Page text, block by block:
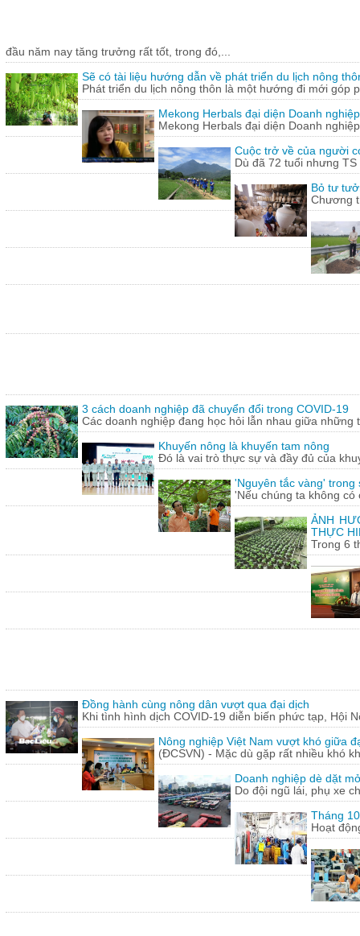
đầu năm nay tăng trưởng rất tốt, trong đó,...
Sẽ có tài liệu hướng dẫn về phát triển du lịch nông
Phát triển du lịch nông thôn là một hướng đi mới góp
Mekong Herbals đại diện Doanh
Mekong Herbals đại diện Doanh
Cuộc trở về của người
Dù đã 72 tuổi nhưng
Bỏ tư
Chương
3 cách doanh nghiệp đã chuyển đổi trong COVID-19
Các doanh nghiệp đang học hỏi lẫn nhau giữa những
Khuyến nông là khuyến tam nông
Đó là vai trò thực sự và đầy đủ của
'Nguyên tắc vàng' trong
'Nếu chúng ta không
ẢNH
THỰC
Trong 6
Đồng hành cùng nông dân vượt qua đại dịch
Khi tình hình dịch COVID-19 diễn biến phức tạp, Hội
Nông nghiệp Việt Nam vượt khó giữa
(ĐCSVN) - Mặc dù gặp rất nhiều khó
Doanh nghiệp dè dặt
Do đội ngũ lái, phụ xe
Tháng
Hoạt